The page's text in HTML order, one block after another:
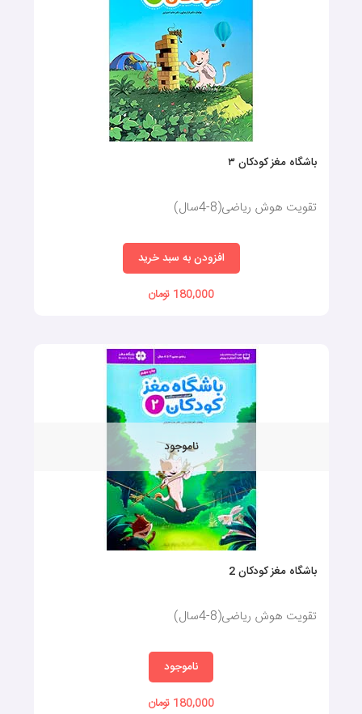
باشگاه مغز کودکان ۳
تقویت هوش ریاضی(8-4سال)
افزودن به سبد خرید
180,000 تومان
ناموجود
باشگاه مغز کودکان 2
تقویت هوش ریاضی(8-4سال)
ناموجود
180,000 تومان